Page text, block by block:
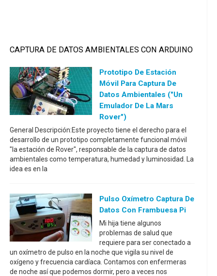
CAPTURA DE DATOS AMBIENTALES CON ARDUINO
Prototipo De Estación
Móvil Para Captura De
Datos Ambientales ("un
Emulador De La Mars
Rover")
General Descripción:Este proyecto tiene el derecho para el
desarrollo de un prototipo completamente funcional móvil
"la estación de Rover", responsable de la captura de datos
ambientales como temperatura, humedad y luminosidad. La
idea es en la
Pulso Oxímetro Captura De
Datos Con Frambuesa Pi
Mi hija tiene algunos
problemas de salud que
requiere para ser conectado a
un oxímetro de pulso en la noche que vigila su nivel de
oxígeno y frecuencia cardíaca. Contamos con enfermeras
de noche así que podemos dormir, pero a veces nos